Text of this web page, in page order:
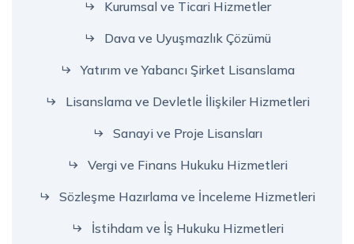
Kurumsal ve Ticari Hizmetler
Dava ve Uyuşmazlık Çözümü
Yatırım ve Yabancı Şirket Lisanslama
Lisanslama ve Devletle İlişkiler Hizmetleri
Sanayi ve Proje Lisansları
Vergi ve Finans Hukuku Hizmetleri
Sözleşme Hazırlama ve İnceleme Hizmetleri
İstihdam ve İş Hukuku Hizmetleri